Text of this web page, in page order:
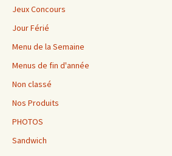
Jeux Concours
Jour Férié
Menu de la Semaine
Menus de fin d'année
Non classé
Nos Produits
PHOTOS
Sandwich